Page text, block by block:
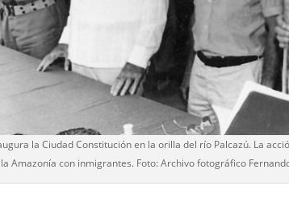
la Ciudad Constitución en la orilla del río Palcazú. La
Amazonía con inmigrantes. Foto: Archivo fotográfico